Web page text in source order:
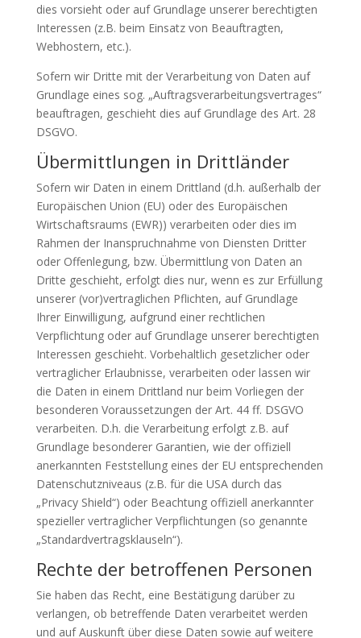
dies vorsieht oder auf Grundlage unserer berechtigten
Interessen (z.B. beim Einsatz von Beauftragten,
Webhostern, etc.).
Sofern wir Dritte mit der Verarbeitung von Daten auf
Grundlage eines sog. „Auftragsverarbeitungsvertrages“
beauftragen, geschieht dies auf Grundlage des Art. 28
DSGVO.
Übermittlungen in Drittländer
Sofern wir Daten in einem Drittland (d.h. außerhalb der
Europäischen Union (EU) oder des Europäischen
Wirtschaftsraums (EWR)) verarbeiten oder dies im
Rahmen der Inanspruchnahme von Diensten Dritter
oder Offenlegung, bzw. Übermittlung von Daten an
Dritte geschieht, erfolgt dies nur, wenn es zur Erfüllung
unserer (vor)vertraglichen Pflichten, auf Grundlage
Ihrer Einwilligung, aufgrund einer rechtlichen
Verpflichtung oder auf Grundlage unserer berechtigten
Interessen geschieht. Vorbehaltlich gesetzlicher oder
vertraglicher Erlaubnisse, verarbeiten oder lassen wir
die Daten in einem Drittland nur beim Vorliegen der
besonderen Voraussetzungen der Art. 44 ff. DSGVO
verarbeiten. D.h. die Verarbeitung erfolgt z.B. auf
Grundlage besonderer Garantien, wie der offiziell
anerkannten Feststellung eines der EU entsprechenden
Datenschutzniveaus (z.B. für die USA durch das
„Privacy Shield“) oder Beachtung offiziell anerkannter
spezieller vertraglicher Verpflichtungen (so genannte
„Standardvertragsklauseln“).
Rechte der betroffenen Personen
Sie haben das Recht, eine Bestätigung darüber zu
verlangen, ob betreffende Daten verarbeitet werden
und auf Auskunft über diese Daten sowie auf weitere